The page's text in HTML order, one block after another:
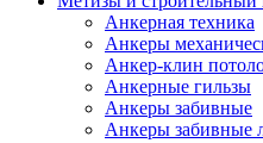
Анкерная техника
Анкеры
Анкер-клин
Анкерные гильзы
Анкеры забивные
Анкеры забивные